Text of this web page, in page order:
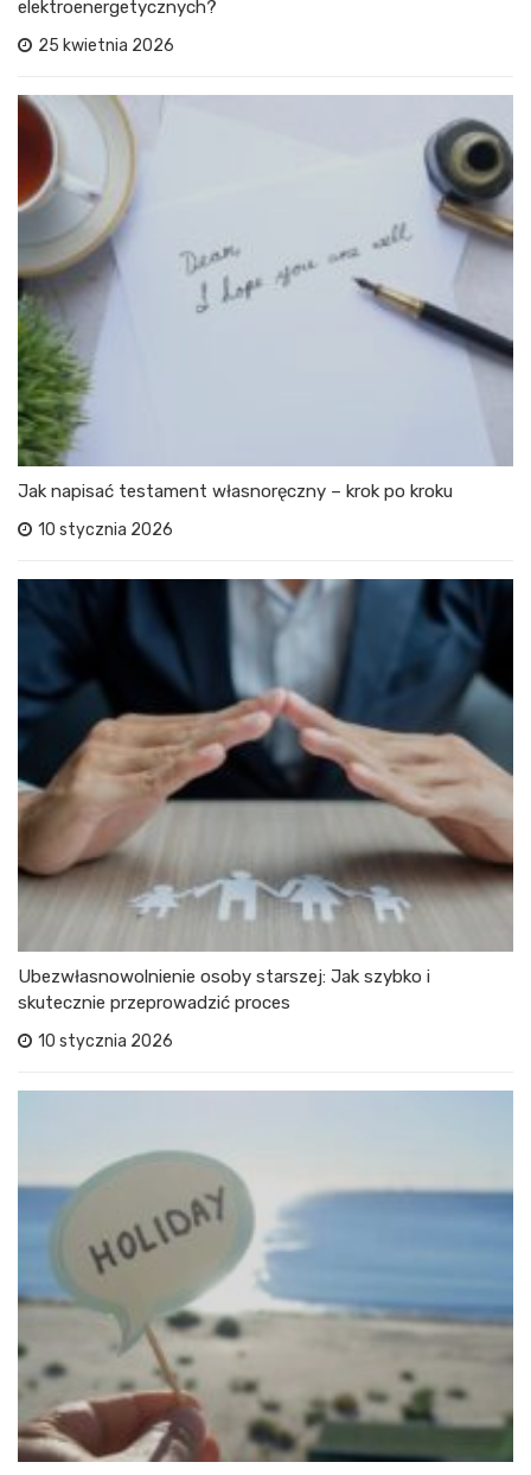
elektroenergetycznych?
25 kwietnia 2026
Jak napisać testament własnoręczny – krok po kroku
10 stycznia 2026
Ubezwłasnowolnienie osoby starszej: Jak szybko i
skutecznie przeprowadzić proces
10 stycznia 2026